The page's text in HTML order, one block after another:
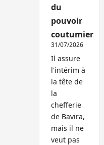
du
pouvoir
coutumier
31/07/2026
Il assure
l'intérim à
la tête de
la
chefferie
de Bavira,
mais il ne
veut pas